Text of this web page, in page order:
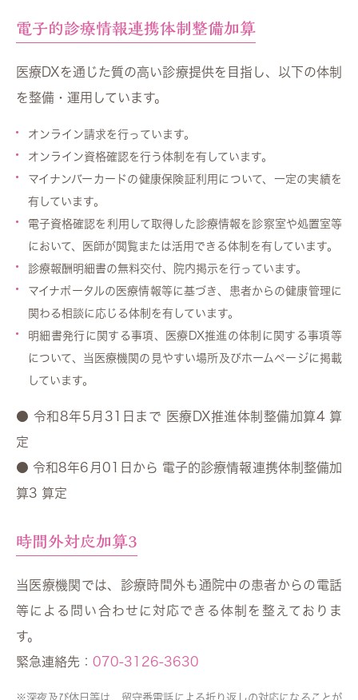
電子的診療情報連携体制整備加算
医療DXを通じた質の高い診療提供を目指し、以下の体制
を整備・運用しています。
オンライン請求を行っています。
オンライン資格確認を行う体制を有しています。
マイナンバーカードの健康保険証利用について、一定の実績を
有しています。
電子資格確認を利用して取得した診療情報を診察室や処置室等
において、医師が閲覧または活用できる体制を有しています。
診療報酬明細書の無料交付、院内掲示を行っています。
マイナポータルの医療情報等に基づき、患者からの健康管理に
関わる相談に応じる体制を有しています。
明細書発行に関する事項、医療DX推進の体制に関する事項等
について、当医療機関の見やすい場所及びホームページに掲載
しています。
● 令和8年5月31日まで 医療DX推進体制整備加算4 算
定
● 令和8年6月01日から 電子的診療情報連携体制整備加
算3 算定
時間外対応加算3
当医療機関では、 診療時間外も通院中の患者からの電話
等による問い合わせに対応できる体制を整えておりま
す。
緊急連絡先： 070-3126-3630
深夜及び休日等は、留守番電話による折り返しの対応になることが